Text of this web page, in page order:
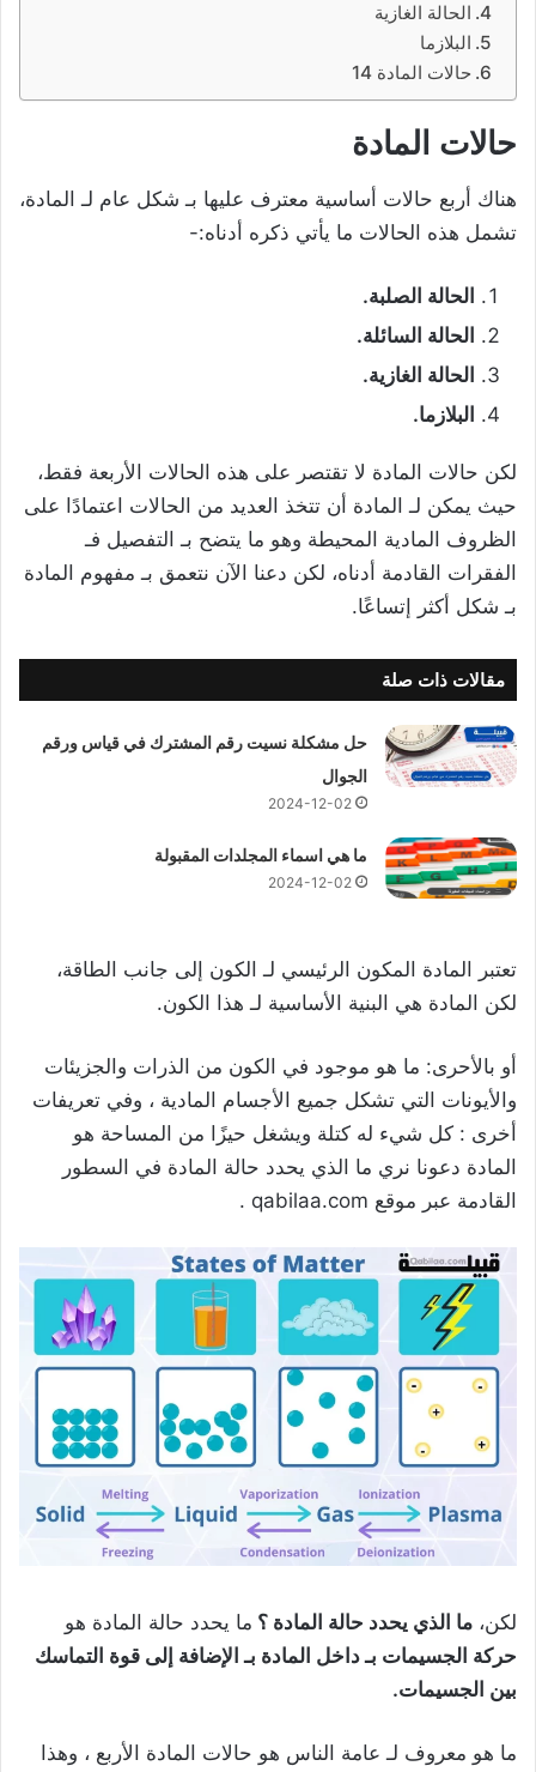
الحالة الغازية
البلازما
حالات المادة 14
حالات المادة
هناك أربع حالات أساسية معترف عليها بـ شكل عام لـ المادة،
تشمل هذه الحالات ما يأتي ذكره أدناه:-
الحالة الصلبة.
الحالة السائلة.
الحالة الغازية.
البلازما.
لكن حالات المادة لا تقتصر على هذه الحالات الأربعة فقط،
حيث يمكن لـ المادة أن تتخذ العديد من الحالات اعتمادًا على
الظروف المادية المحيطة وهو ما يتضح بـ التفصيل فـ
الفقرات القادمة أدناه، لكن دعنا الآن نتعمق بـ مفهوم المادة
بـ شكل أكثر إتساعًا.
مقالات ذات صلة
حل مشكلة نسيت رقم المشترك في قياس ورقم
الجوال
2024-12-02
ما هي اسماء المجلدات المقبولة
2024-12-02
تعتبر المادة المكون الرئيسي لـ الكون إلى جانب الطاقة،
لكن المادة هي البنية الأساسية لـ هذا الكون.
أو بالأحرى: ما هو موجود في الكون من الذرات والجزيئات
والأيونات التي تشكل جميع الأجسام المادية ، وفي تعريفات
أخرى : كل ​​شيء له كتلة ويشغل حيزًا من المساحة هو
المادة دعونا نري ما الذي يحدد حالة المادة في السطور
القادمة عبر موقع qabilaa.com .
لكن، ما الذي يحدد حالة المادة ؟ ما يحدد حالة المادة هو
حركة الجسيمات بـ داخل المادة بـ الإضافة إلى قوة التماسك
بين الجسيمات.
ما هو معروف لـ عامة الناس هو حالات المادة الأربع ، وهذا